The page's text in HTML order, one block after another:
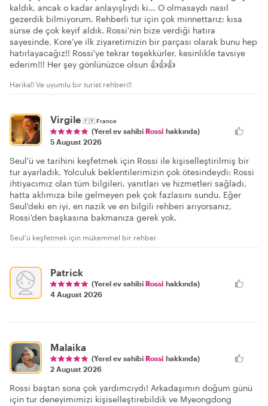
kaldık, ancak o kadar anlayışlıydı ki... O olmasaydı nasıl
gezerdik bilmiyorum. Rehberli tur için çok minnettarız; kısa
sürse de çok keyif aldık. Rossi'nin bize verdiği hatıra
sayesinde, Kore'ye ilk ziyaretimizin bir parçası olarak bunu hep
hatırlayacağız!! Rossi'ye tekrar teşekkürler, kesinlikle tavsiye
ederim!!! Her şey gönlünüzce olsun 👍👍👍
Harika!! Ve uyumlu bir turist rehberi!!
Virgile 🇫🇷France
(Yerel ev sahibi Rossi hakkında)
5 August 2026
Seul'ü ve tarihini keşfetmek için Rossi ile kişiselleştirilmiş bir
tur ayarladık. Yolculuk beklentilerimizin çok ötesindeydi: Rossi
ihtiyacımız olan tüm bilgileri, yanıtları ve hizmetleri sağladı,
hatta aklımıza bile gelmeyen pek çok fazlasını sundu. Eğer
Seul'deki en iyi, en nazik ve en bilgili rehberi arıyorsanız,
Rossi'den başkasına bakmanıza gerek yok.
Seul'ü keşfetmek için mükemmel bir rehber
Patrick
(Yerel ev sahibi Rossi hakkında)
4 August 2026
Malaika
(Yerel ev sahibi Rossi hakkında)
2 August 2026
Rossi baştan sona çok yardımcıydı! Arkadaşımın doğum günü
için tur deneyimimizi kişiselleştirebildik ve Myeongdong